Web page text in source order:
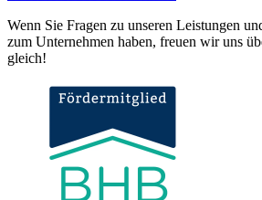
Wenn Sie Fragen zu unseren Leistungen
zum Unternehmen haben, freuen wir uns
gleich!